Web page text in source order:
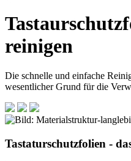
reinigen
Die schnelle und einfache
wesentlicher Grund für die
Tastaturschutzfolien -